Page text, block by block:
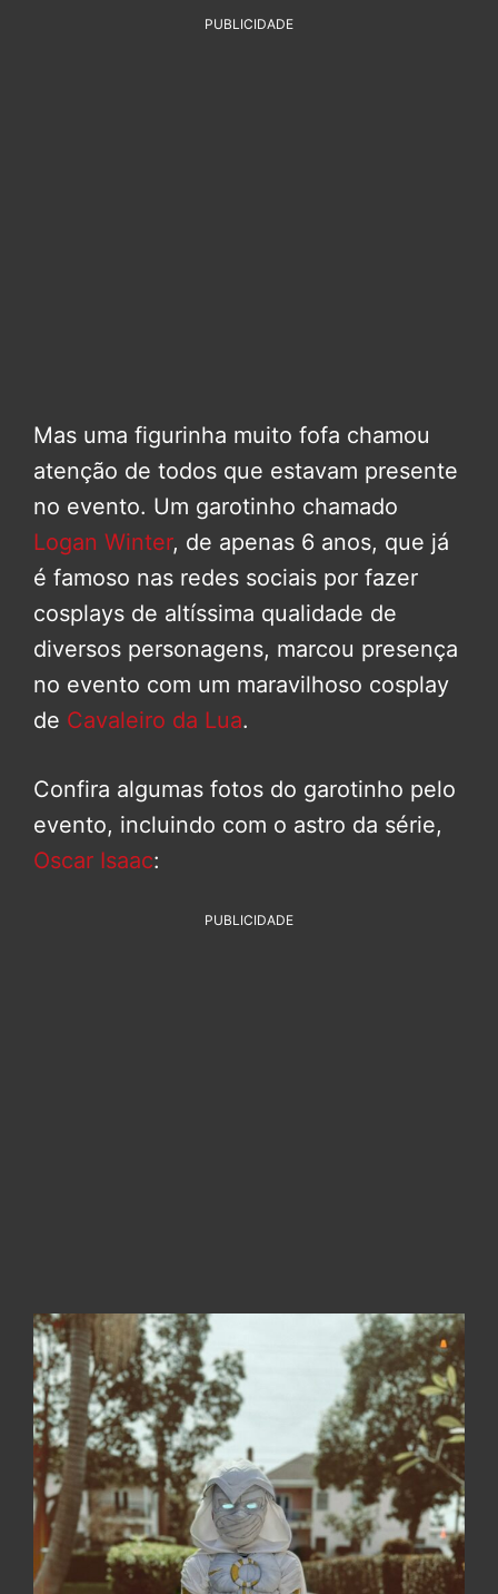
PUBLICIDADE
Mas uma figurinha muito fofa chamou
atenção de todos que estavam presente
no evento. Um garotinho chamado
Logan Winter, de apenas 6 anos, que já
é famoso nas redes sociais por fazer
cosplays de altíssima qualidade de
diversos personagens, marcou presença
no evento com um maravilhoso cosplay
de Cavaleiro da Lua.
Confira algumas fotos do garotinho pelo
evento, incluindo com o astro da série,
Oscar Isaac:
PUBLICIDADE